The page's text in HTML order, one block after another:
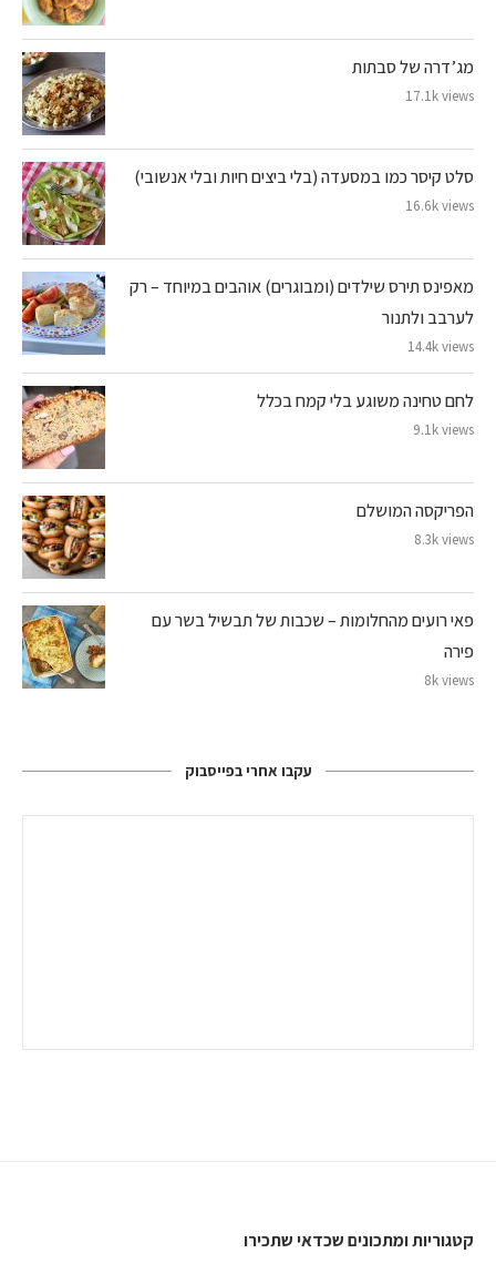
מג’דרה של סבתות
17.1k views
סלט קיסר כמו במסעדה (בלי ביצים חיות ובלי אנשובי)
16.6k views
מאפינס תירס שילדים (ומבוגרים) אוהבים במיוחד – רק
לערבב ולתנור
14.4k views
לחם טחינה משוגע בלי קמח בכלל
9.1k views
הפריקסה המושלם
8.3k views
פאי רועים מהחלומות – שכבות של תבשיל בשר עם
פירה
8k views
עקבו אחרי בפייסבוק
קטגוריות ומתכונים שכדאי שתכירו